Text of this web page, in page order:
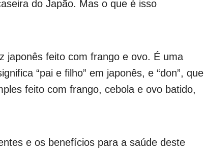
do Japão. Mas o que é isso
japonês feito com frango e ovo. É uma
“pai e filho” em japonês, e “don”, que
feito com frango, cebola e ovo batido,
e os benefícios para a saúde deste